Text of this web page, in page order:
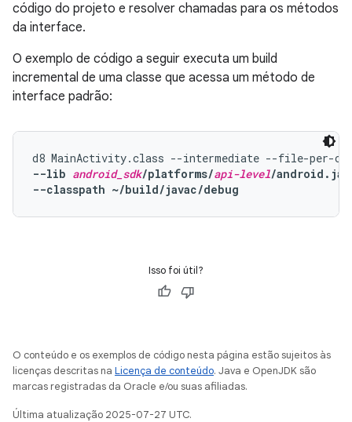
código do projeto e resolver chamadas para os métodos
da interface.
O exemplo de código a seguir executa um build
incremental de uma classe que acessa um método de
interface padrão:
--lib android_sdk/platforms/api-level/android.jar
--classpath ~/build/javac/debug
Isso foi útil?
O conteúdo e os exemplos de código nesta página estão sujeitos às
licenças descritas na Licença de conteúdo. Java e OpenJDK são
marcas registradas da Oracle e/ou suas afiliadas.
Última atualização 2025-07-27 UTC.